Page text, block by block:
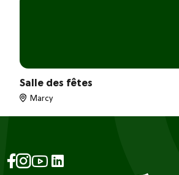
Salle des fêtes
Marcy